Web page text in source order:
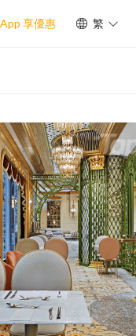
享優惠 繁